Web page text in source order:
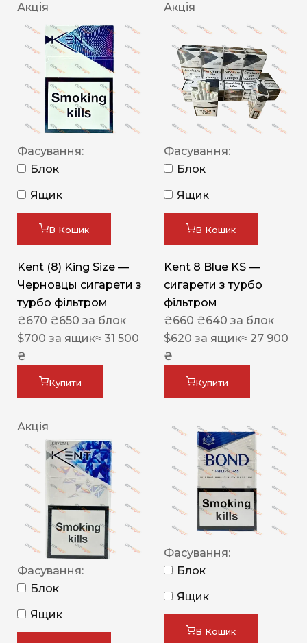
Акція
Фасування:
Блок
Ящик
В Кошик
Kent (8) King Size —
Черновцы сигарети з
турбо фільтром
₴670 ₴650 за блок
$700 за ящик≈ 31 500
₴
Купити
Акція
Фасування:
Блок
Ящик
В Кошик
Kent 8 Blue KS —
сигарети з турбо
фільтром
₴660 ₴640 за блок
$620 за ящик≈ 27 900
₴
Купити
Акція
Фасування:
Блок
Ящик
Фасування:
Блок
Ящик
В Кошик